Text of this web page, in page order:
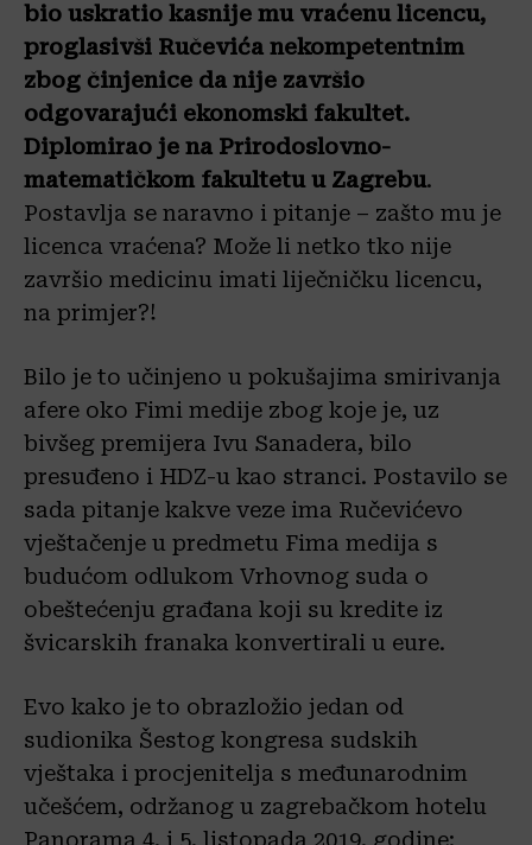
bio uskratio kasnije mu vraćenu licencu,
proglasivši Ručevića nekompetentnim
zbog činjenice da nije završio
odgovarajući ekonomski fakultet.
Diplomirao je na Prirodoslovno-
matematičkom fakultetu u Zagrebu.
Postavlja se naravno i pitanje – zašto mu je
licenca vraćena? Može li netko tko nije
završio medicinu imati liječničku licencu,
na primjer?!
Bilo je to učinjeno u pokušajima smirivanja
afere oko Fimi medije zbog koje je, uz
bivšeg premijera Ivu Sanadera, bilo
presuđeno i HDZ-u kao stranci. Postavilo se
sada pitanje kakve veze ima Ručevićevo
vještačenje u predmetu Fima medija s
budućom odlukom Vrhovnog suda o
obeštećenju građana koji su kredite iz
švicarskih franaka konvertirali u eure.
Evo kako je to obrazložio jedan od
sudionika Šestog kongresa sudskih
vještaka i procjenitelja s međunarodnim
učešćem, održanog u zagrebačkom hotelu
Panorama 4. i 5. listopada 2019. godine: